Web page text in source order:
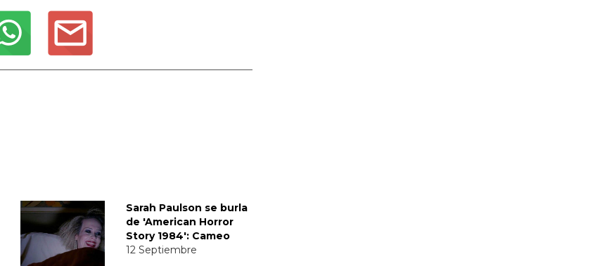
Sarah Paulson se burla
de 'American Horror
Story 1984': Cameo
12 Septiembre